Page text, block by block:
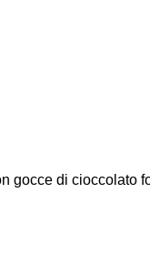
gocce di cioccolato